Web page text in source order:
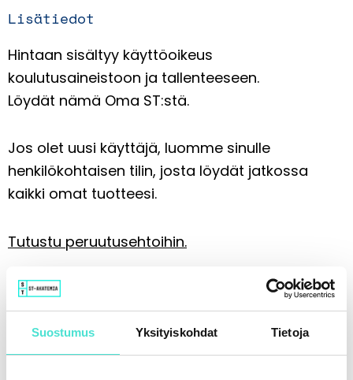
Suostumus Yksityiskohdat Tietoja
Lisätiedot
Hintaan sisältyy käyttöoikeus
koulutusaineistoon ja tallenteeseen.
Löydät nämä Oma ST:stä.
Jos olet uusi käyttäjä, luomme sinulle
henkilökohtaisen tilin, josta löydät jatkossa
kaikki omat tuotteesi.
Tutustu peruutusehtoihin.
Jaa somessa: